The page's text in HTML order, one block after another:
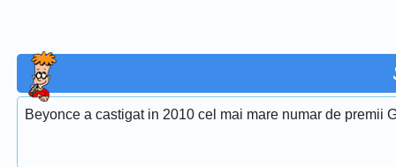
Beyonce a castigat in 2010 cel mai mare numar de premii